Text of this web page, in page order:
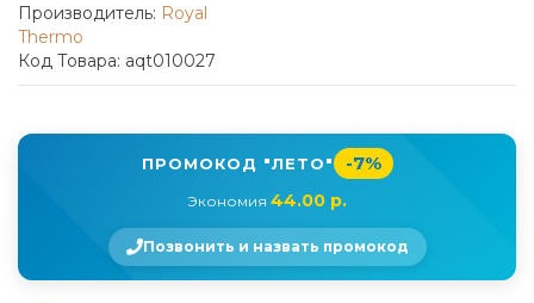
Производитель: Royal
Thermo
Код Товара: aqt010027
ПРОМОКОД "ЛЕТО" -7%
Экономия 44.00 р.
Позвонить и назвать промокод